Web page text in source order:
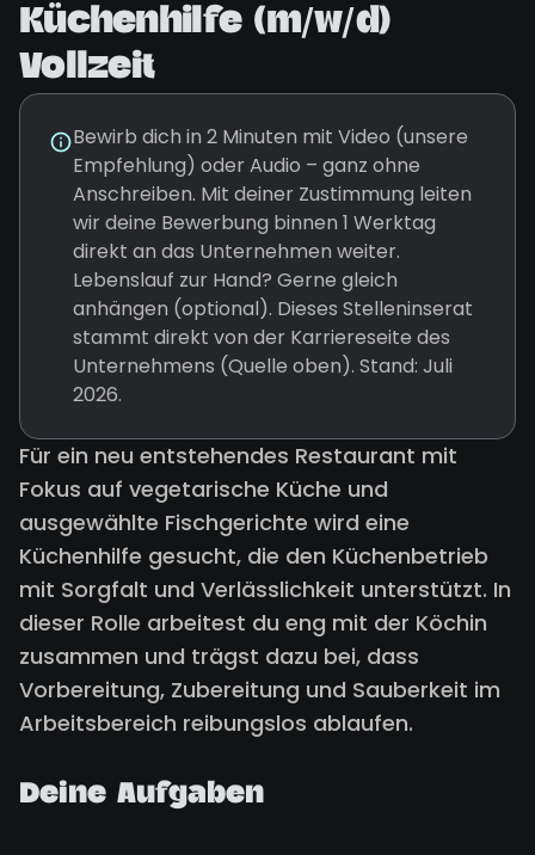
Küchenhilfe (m/w/d)
Vollzeit
Bewirb dich in 2 Minuten mit Video (unsere
Empfehlung) oder Audio – ganz ohne
Anschreiben. Mit deiner Zustimmung leiten
wir deine Bewerbung binnen 1 Werktag
direkt an das Unternehmen weiter.
Lebenslauf zur Hand? Gerne gleich
anhängen (optional). Dieses Stelleninserat
stammt direkt von der Karriereseite des
Unternehmens (Quelle oben). Stand: Juli
2026.
Für ein neu entstehendes Restaurant mit
Fokus auf vegetarische Küche und
ausgewählte Fischgerichte wird eine
Küchenhilfe gesucht, die den Küchenbetrieb
mit Sorgfalt und Verlässlichkeit unterstützt. In
dieser Rolle arbeitest du eng mit der Köchin
zusammen und trägst dazu bei, dass
Vorbereitung, Zubereitung und Sauberkeit im
Arbeitsbereich reibungslos ablaufen.
Deine Aufgaben